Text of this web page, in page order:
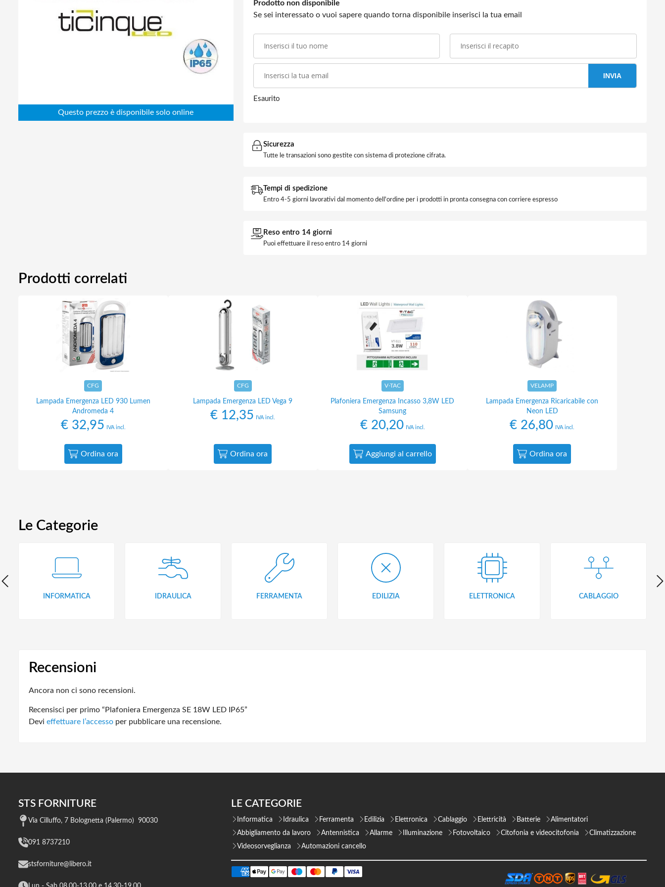
Abbigliamento da lavoro
Alimentatori
Elettronica
Edilizia
Prodotto non disponibile
Se sei interessato o vuoi sapere quando torna disponibile inserisci la tua email
INVIA
Esaurito
Sicurezza
Tutte le transazioni sono gestite con sistema di protezione cifrata.
Tempi di spedizione
Entro 4-5 giorni lavorativi dal momento dell'ordine per i prodotti in pronta consegna con corriere espresso
Reso entro 14 giorni
Puoi effettuare il reso entro 14 giorni
Prodotti correlati
CFG
Lampada Emergenza LED 930 Lumen
Andromeda 4
€32,95 IVA incl.
Ordina ora
CFG
Lampada Emergenza LED Vega 9
€ 12,35 IVA incl.
Ordina ora
V-TAC
Plafoniera Emergenza Incasso 3,8W LED
Samsung
€20,20 IVA incl.
Aggiungi al carrello
VELAMP
Lampada Emergenza Ricaricabile con
Neon LED
€ 26,80 IVA incl.
Ordina ora
Le Categorie
INFORMATICA IDRAULICA FERRAMENTA EDILIZIA ELETTRONICA CABLAGGIO
Recensioni
Ancora non ci sono recensioni.
Recensisci per primo “Plafoniera Emergenza SE 18W LED IP65”
Devi effettuare l’accesso per pubblicare una recensione.
STS FORNITURE
Via Cilluffo, 7 Bolognetta (Palermo) 90030
091 8737210
stsforniture@libero.it
LE CATEGORIE
Informatica Idraulica Ferramenta Edilizia Elettronica Cablaggio Elettricità Batterie
Alimentatori
Abbigliamento da lavoro
Antennistica Allarme Illuminazione Fotovoltaico Citofonia e videocitofonia
Climatizzazione
Videosorveglianza
Automazioni cancello